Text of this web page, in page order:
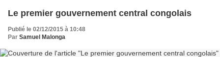
Le premier gouvernement central congolais
Publié le 02/12/2015 à 10:48
Par Samuel Malonga